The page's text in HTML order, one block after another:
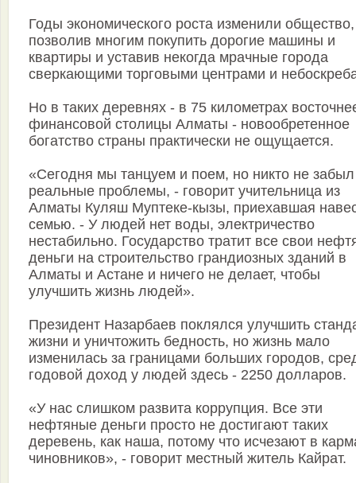
Годы экономического роста изменили общество,
позволив многим покупить дорогие машины и
квартиры и уставив некогда мрачные города
сверкающими торговыми центрами и
Но в таких деревнях - в 75 километрах
финансовой столицы Алматы - новообретенное
богатство страны практически не ощущается.
«Сегодня мы танцуем и поем, но никто не забыл
реальные проблемы, - говорит учительница из
Алматы Куляш Муптеке-кызы, приехавшая
семью. - У людей нет воды, электричество
нестабильно. Государство тратит все свои
деньги на строительство грандиозных зданий в
Алматы и Астане и ничего не делает, чтобы
улучшить жизнь людей».
Президент Назарбаев поклялся улучшить
жизни и уничтожить бедность, но жизнь мало
изменилась за границами больших городов,
годовой доход у людей здесь - 2250 долларов.
«У нас слишком развита коррупция. Все эти
нефтяные деньги просто не достигают таких
деревень, как наша, потому что исчезают в
чиновников», - говорит местный житель Кайрат.